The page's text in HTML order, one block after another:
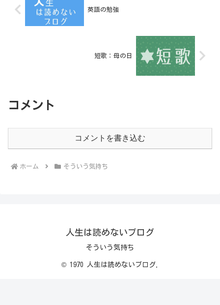
英語の勉強
短歌：母の日
コメント
コメントを書き込む
ホーム そういう気持ち
人生は読めないブログ
そういう気持ち
© 1970 人生は読めないブログ.